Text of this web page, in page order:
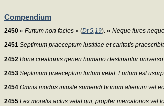
Compendium
2450 « Furtum non facies » (Dt 5,19). « Neque fures
2451 Septimum praeceptum iustitiae et caritatis
2452 Bona creationis generi humano destinantur
2453 Septimum praeceptum furtum vetat. Furtum est
2454 Omnis modus iniuste sumendi bonum alienum vel
2455 Lex moralis actus vetat qui, propter mercatorios vel